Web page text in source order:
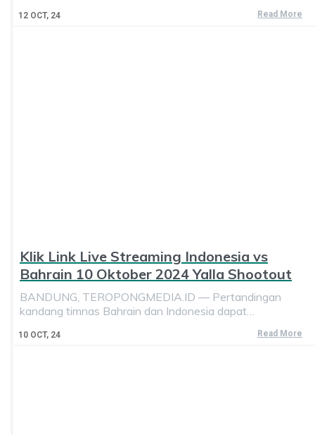
12 OCT, 24 Read More
Klik Link Live Streaming Indonesia vs
Bahrain 10 Oktober 2024 Yalla Shootout
10 OCT, 24
BANDUNG, TEROPONGMEDIA.ID — Pertandingan
kandang timnas Bahrain dan Indonesia dapat…
Read More